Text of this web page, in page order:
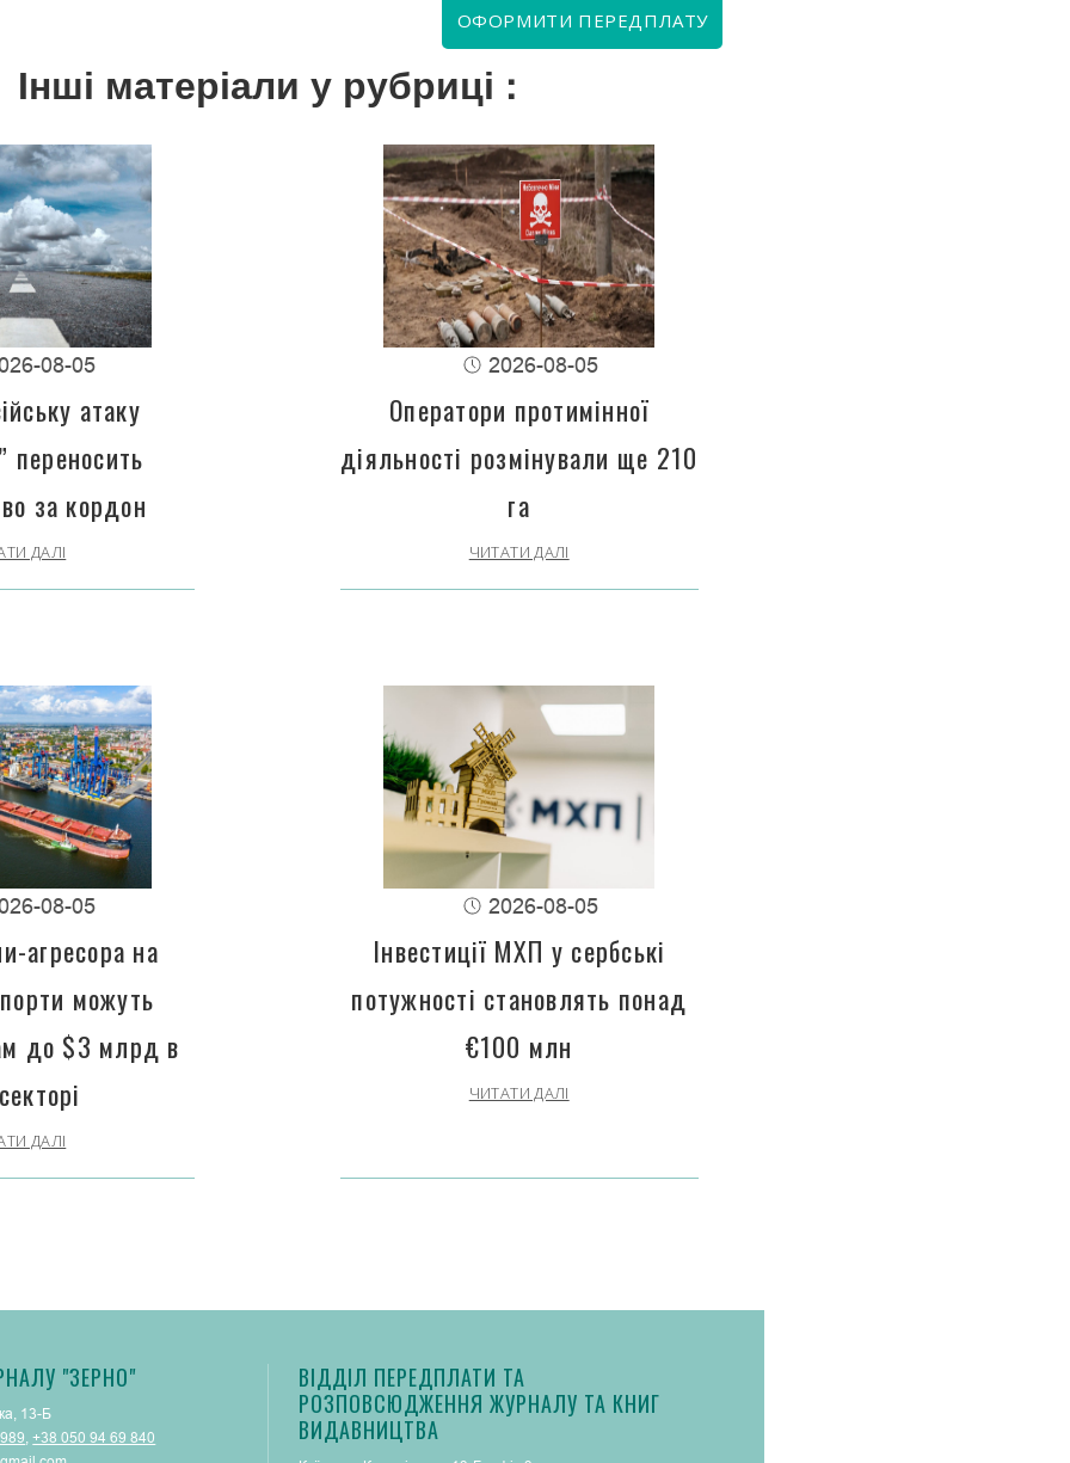
ОФОРМИТИ ПЕРЕДПЛАТУ
Інші матеріали у рубриці :
08-05
атаку
переносить
за кордон
ДАЛІ
2026-08-05
Оператори протимінної
діяльності розмінували ще 210
га
ЧИТАТИ ДАЛІ
08-05
агресора на
можуть
до $3 млрд в
ДАЛІ
2026-08-05
Інвестиції МХП у сербські
потужності становлять понад
€100 млн
ЧИТАТИ ДАЛІ
"ЗЕРНО"
13-Б
,+38 050 94 69 840
ВІДДІЛ ПЕРЕДПЛАТИ ТА
РОЗПОВСЮДЖЕННЯ ЖУРНАЛУ ТА КНИГ
ВИДАВНИЦТВА